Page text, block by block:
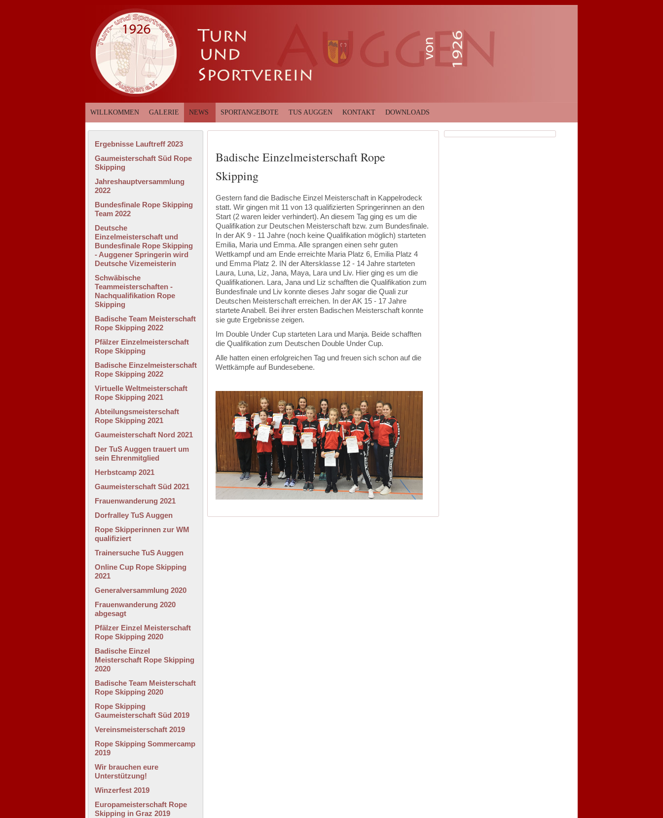
WILLKOMMEN GALERIE NEWS SPORTANGEBOTE TUS AUGGEN KONTAKT DOWNLOADS
Ergebnisse Lauftreff 2023
Gaumeisterschaft Süd Rope
Skipping
Jahreshauptversammlung
2022
Bundesfinale Rope Skipping
Team 2022
Deutsche
Einzelmeisterschaft und
Bundesfinale Rope Skipping
- Auggener Springerin wird
Deutsche Vizemeisterin
Schwäbische
Teammeisterschaften -
Nachqualifikation Rope
Skipping
Badische Team Meisterschaft
Rope Skipping 2022
Pfälzer Einzelmeisterschaft
Rope Skipping
Badische Einzelmeisterschaft
Rope Skipping 2022
Virtuelle Weltmeisterschaft
Rope Skipping 2021
Abteilungsmeisterschaft
Rope Skipping 2021
Gaumeisterschaft Nord 2021
Der TuS Auggen trauert um
sein Ehrenmitglied
Herbstcamp 2021
Gaumeisterschaft Süd 2021
Frauenwanderung 2021
Dorfralley TuS Auggen
Rope Skipperinnen zur WM
qualifiziert
Trainersuche TuS Auggen
Online Cup Rope Skipping
2021
Generalversammlung 2020
Frauenwanderung 2020
abgesagt
Pfälzer Einzel Meisterschaft
Rope Skipping 2020
Badische Einzel
Meisterschaft Rope Skipping
2020
Badische Team Meisterschaft
Rope Skipping 2020
Rope Skipping
Gaumeisterschaft Süd 2019
Vereinsmeisterschaft 2019
Rope Skipping Sommercamp
2019
Wir brauchen eure
Unterstützung!
Winzerfest 2019
Europameisterschaft Rope
Skipping in Graz 2019
Badische Einzelmeisterschaft Rope
Skipping
Gestern fand die Badische Einzel Meisterschaft in Kappelrodeck
statt. Wir gingen mit 11 von 13 qualifizierten Springerinnen an den
Start (2 waren leider verhindert). An diesem Tag ging es um die
Qualifikation zur Deutschen Meisterschaft bzw. zum Bundesfinale.
In der AK 9 - 11 Jahre (noch keine Qualifikation möglich) starteten
Emilia, Maria und Emma. Alle sprangen einen sehr guten
Wettkampf und am Ende erreichte Maria Platz 6, Emilia Platz 4
und Emma Platz 2. IN der Altersklasse 12 - 14 Jahre starteten
Laura, Luna, Liz, Jana, Maya, Lara und Liv. Hier ging es um die
Qualifikationen. Lara, Jana und Liz schafften die Qualifikation zum
Bundesfinale und Liv konnte dieses Jahr sogar die Quali zur
Deutschen Meisterschaft erreichen. In der AK 15 - 17 Jahre
startete Anabell. Bei ihrer ersten Badischen Meisterschaft konnte
sie gute Ergebnisse zeigen.
Im Double Under Cup starteten Lara und Manja. Beide schafften
die Qualifikation zum Deutschen Double Under Cup.
Alle hatten einen erfolgreichen Tag und freuen sich schon auf die
Wettkämpfe auf Bundesebene.